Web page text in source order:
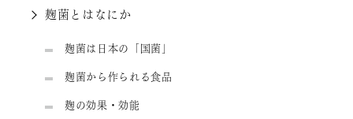
麹菌とはなにか
麹菌は日本の「国菌」
麹菌から作られる食品
麹の効果・効能